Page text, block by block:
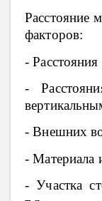
Расстояние
факторов:
-
-
- Внешних
- Материала
- Участка